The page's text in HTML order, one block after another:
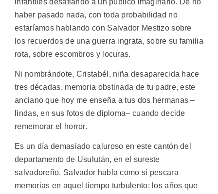
haber pasado nada, con toda probabilidad no
estaríamos hablando con Salvador Mestizo sobre
los recuerdos de una guerra ingrata, sobre su familia
rota, sobre escombros y locuras.
Ni nombrándote, Cristabél, niña desaparecida hace
tres décadas, memoria obstinada de tu padre, este
anciano que hoy me enseña a tus dos hermanas –
lindas, en sus fotos de diploma– cuando decide
rememorar el horror.
Es un día demasiado caluroso en este cantón del
departamento de Usulután, en el sureste
salvadoreño. Salvador habla como si pescara
memorias en aquel tiempo turbulento: los años que